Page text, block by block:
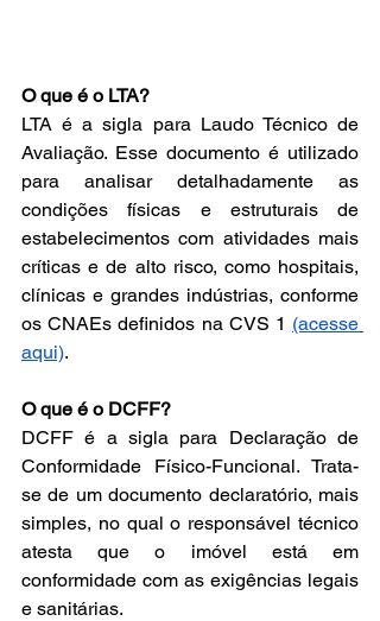
O que é o LTA?
LTA é a sigla para Laudo Técnico de
Avaliação. Esse documento é utilizado
para analisar detalhadamente as
condições físicas e estruturais de
estabelecimentos com atividades mais
críticas e de alto risco, como hospitais,
clínicas e grandes indústrias, conforme
os CNAEs definidos na CVS 1 (acesse
aqui).
O que é o DCFF?
DCFF é a sigla para Declaração de
Conformidade Físico-Funcional. Trata-
se de um documento declaratório, mais
simples, no qual o responsável técnico
atesta que o imóvel está em
conformidade com as exigências legais
e sanitárias.